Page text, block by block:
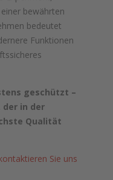
bewährten
bedeutet
Funktionen
geschützt –
der in der
Qualität
Sie uns